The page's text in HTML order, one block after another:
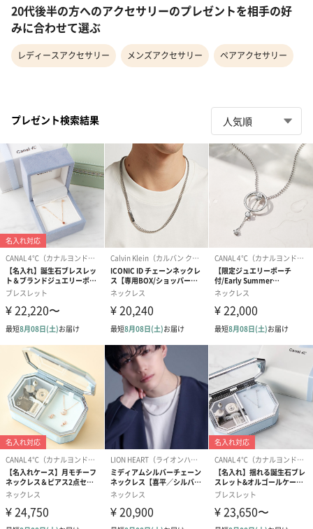
20代後半の方へのアクセサリーのプレゼントを相手の好
みに合わせて選ぶ
レディースアクセサリー メンズアクセサリー ペアアクセサリー
プレゼント検索結果